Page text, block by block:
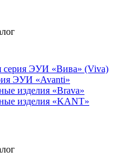
серия ЭУИ «Вива» (Viva)
ЭУИ «Avanti»
изделия «Brava»
изделия «KANT»